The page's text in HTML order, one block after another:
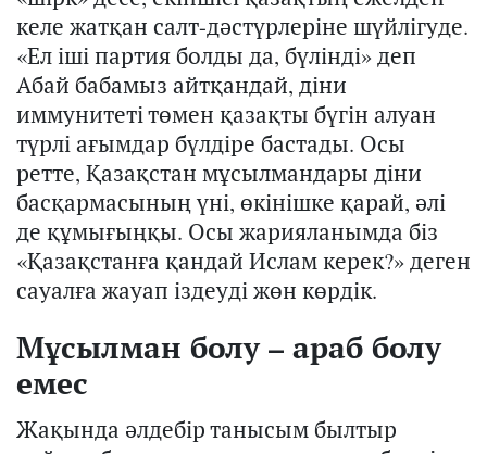
келе жатқан салт-дәстүрлеріне шүйлігуде.
«Ел іші партия болды да, бүлінді» деп
Абай бабамыз айтқандай, діни
иммунитеті төмен қазақты бүгін алуан
түрлі ағымдар бүлдіре бастады. Осы
ретте, Қазақстан мұсылмандары діни
басқармасының үні, өкінішке қарай, әлі
де құмығыңқы. Осы жарияланымда біз
«Қазақстанға қандай Ислам керек?» деген
сауалға жауап іздеуді жөн көрдік.
Мұсылман болу – араб болу
емес
Жақында әлдебір танысым былтыр